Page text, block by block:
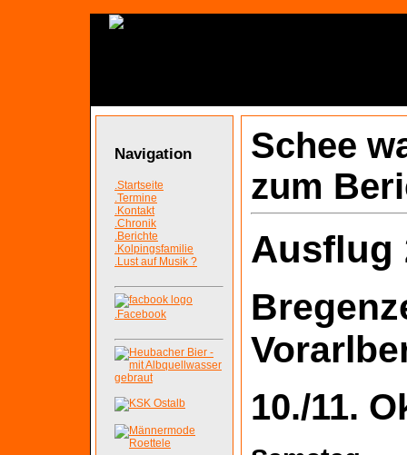
Navigation
.Startseite
.Termine
.Kontakt
.Chronik
.Berichte
.Kolpingsfamilie
.Lust auf Musik ?
.Facebook
Schee
zum
Ausflug
10./11.